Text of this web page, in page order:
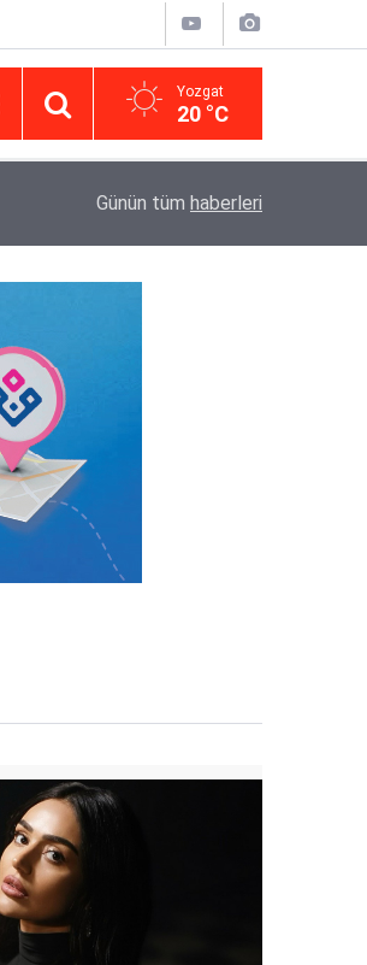
Yozgat
20 °C
Yargıtay’da iletişim hamlesi: Kurumsal
Günün tüm haberleri